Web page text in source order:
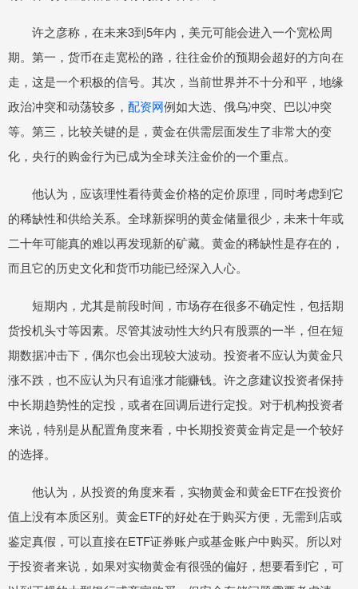
许之彦称，在未来3到5年内，美元可能会进入一个宽松周
期。第一，货币在走宽松的路，往往金价的预期会超好的方向在
走，这是一个积极的信号。其次，当前世界并不十分和平，地缘
政治冲突和动荡较多， 配资网例如大选、俄乌冲突、巴以冲突
等。第三，比较关键的是，黄金在供需层面发生了非常大的变
化，央行的购金行为已成为全球关注金价的一个重点。
他认为，应该理性看待黄金价格的定价原理，同时考虑到它
的稀缺性和供给关系。全球新探明的黄金储量很少，未来十年或
二十年可能真的难以再发现新的矿藏。黄金的稀缺性是存在的，
而且它的历史文化和货币功能已经深入人心。
短期内，尤其是前段时间，市场存在很多不确定性，包括期
货投机头寸等因素。尽管其波动性大约只有股票的一半，但在短
期数据冲击下，偶尔也会出现较大波动。投资者不应认为黄金只
涨不跌，也不应认为只有追涨才能赚钱。许之彦建议投资者保持
中长期趋势性的定投，或者在回调后进行定投。对于机构投资者
来说，特别是从配置角度来看，中长期投资黄金肯定是一个较好
的选择。
他认为，从投资的角度来看，实物黄金和黄金ETF在投资价
值上没有本质区别。黄金ETF的好处在于购买方便，无需到店或
鉴定真假，可以直接在ETF证券账户或基金账户中购买。所以对
于投资者来说，如果对实物黄金有很强的偏好，想要看到它，可